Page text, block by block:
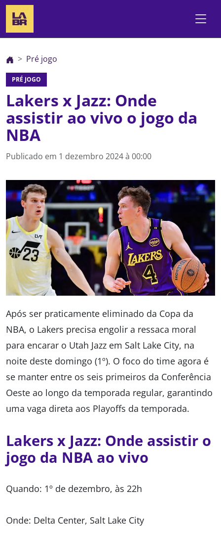
Pré jogo
PRÉ JOGO
Lakers x Jazz: Onde
assistir ao vivo o jogo da
NBA
Publicado em 1 dezembro 2024 à 00:00
Após ser praticamente eliminado da Copa da
NBA, o Lakers precisa engolir a ressaca moral
para encarar o Utah Jazz em Salt Lake City, na
noite deste domingo (1º). O foco do time agora é
se manter entre os seis primeiros da Conferência
Oeste ao longo da temporada regular, garantindo
uma vaga direta aos Playoffs da temporada.
Lakers x Jazz: Onde assistir o
jogo da NBA ao vivo
Quando: 1º de dezembro, às 22h
Onde: Delta Center, Salt Lake City